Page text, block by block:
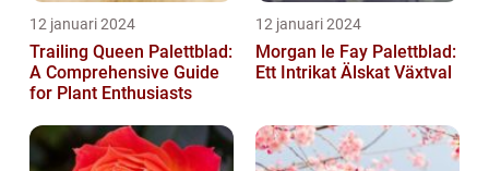
12 januari 2024
Trailing Queen Palettblad:
A Comprehensive Guide
for Plant Enthusiasts
12 januari 2024
Morgan le Fay Palettblad:
Ett Intrikat Älskat Växtval